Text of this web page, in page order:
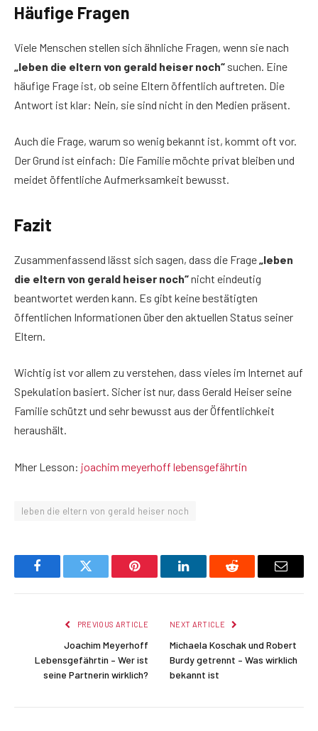
Häufige Fragen
Viele Menschen stellen sich ähnliche Fragen, wenn sie nach
„leben die eltern von gerald heiser noch“ suchen. Eine
häufige Frage ist, ob seine Eltern öffentlich auftreten. Die
Antwort ist klar: Nein, sie sind nicht in den Medien präsent.
Auch die Frage, warum so wenig bekannt ist, kommt oft vor.
Der Grund ist einfach: Die Familie möchte privat bleiben und
meidet öffentliche Aufmerksamkeit bewusst.
Fazit
Zusammenfassend lässt sich sagen, dass die Frage „leben
die eltern von gerald heiser noch“nicht eindeutig
beantwortet werden kann. Es gibt keine bestätigten
öffentlichen Informationen über den aktuellen Status seiner
Eltern.
Wichtig ist vor allem zu verstehen, dass vieles im Internet auf
Spekulation basiert. Sicher ist nur, dass Gerald Heiser seine
Familie schützt und sehr bewusst aus der Öffentlichkeit
heraushält.
Mher Lesson: joachim meyerhoff lebensgefährtin
leben die eltern von gerald heiser noch
FacebookTwitter Pinterest LinkedInReddit Email
PREVIOUS ARTICLE
Joachim Meyerhoff
Lebensgefährtin – Wer ist
seine Partnerin wirklich?
NEXT ARTICLE
Michaela Koschak und Robert
Burdy getrennt – Was wirklich
bekannt ist